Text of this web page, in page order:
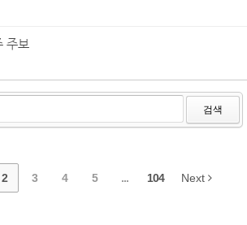
주보
검색
2 3 4 5 ... 104 Next